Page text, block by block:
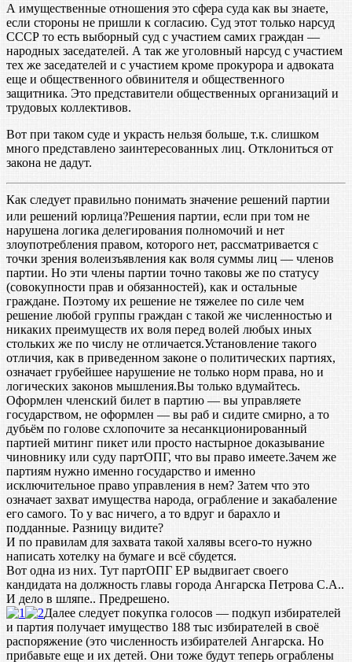
А имущественные отношения это сфера суда как вы знаете,
если стороны не пришли к согласию. Суд этот только нарсуд
СССР то есть выборный суд с участием самих граждан —
народных заседателей. А так же уголовный нарсуд с участием
тех же заседателей и с участием кроме прокурора и адвоката
еще и общественного обвинителя и общественного
защитника. Это представители общественных организаций и
трудовых коллективов.
Вот при таком суде и украсть нельзя больше, т.к. слишком
много представлено заинтересованных лиц. Отклониться от
закона не дадут.
Как следует правильно понимать значение решений партии
или решений юрлица?Решения партии, если при том не
нарушена логика делегирования полномочий и нет
злоупотребления правом, которого нет, рассматривается с
точки зрения волеизъявления как воля суммы лиц — членов
партии. Но эти члены партии точно таковы же по статусу
(совокупности прав и обязанностей), как и остальные
граждане. Поэтому их решение не тяжелее по силе чем
решение любой группы граждан с такой же численностью и
никаких преимуществ их воля перед волей любых иных
стольких же по числу не отличается.Установление такого
отличия, как в приведенном законе о политических партиях,
означает грубейшее нарушение не только норм права, но и
логических законов мышления.Вы только вдумайтесь.
Оформлен членский билет в партию — вы управляете
государством, не оформлен — вы раб и сидите смирно, а то
дубьём по голове схлопочите за несанкционированный
партией митинг пикет или просто настырное доказывание
чиновнику или суду партОПГ, что вы право имеете.Зачем же
партиям нужно именно государство и именно
исключительное право управления в нем? Затем что это
означает захват имущества народа, ограбление и закабаление
его самого. То у вас ничего, а то вдруг и барахло и
подданные. Разницу видите?
И по правилам для захвата такой халявы всего-то нужно
написать хотелку на бумаге и всё сбудется.
Вот одна из них. Тут партОПГ ЕР выдвигает своего
кандидата на должность главы города Ангарска Петрова С.А..
И дело в шляпе.. Предрешено.
Далее следует покупка голосов — подкуп избирателей
и партия получает имущество 188 тыс избирателей в своё
распоряжение (это численность избирателей Ангарска. Но
прибавьте еще и их детей. Они тоже будут теперь ограблены